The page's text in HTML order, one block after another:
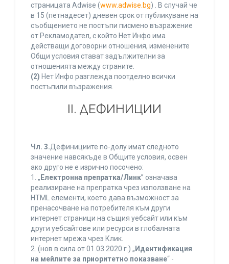
страницата Adwise (www.adwise.bg) . В случай че
в 15 (петнадесет) дневен срок от публикуване на
съобщението не постъпи писмено възражение
от Рекламодател, с който Нет Инфо има
действащи договорни отношения, изменените
Общи условия стават задължителни за
отношенията между страните.
(2) Нет Инфо разглежда поотделно всички
постъпили възражения.
ІІ. ДЕФИНИЦИИ
Чл. 3.Дефинициите по-долу имат следното
значение навсякъде в Общите условия, освен
ако друго не е изрично посочено:
1. „ Електронна препратка/Линк” означава
реализиране на препратка чрез използване на
HTML елементи, което дава възможност за
пренасочване на потребителя към други
интернет страници на същия уебсайт или към
други уебсайтове или ресурси в глобалната
интернет мрежа чрез Клик.
2. (нов в сила от 01.03.2020 г.) „ Идентификация
на мейлите за приоритетно показване“ -